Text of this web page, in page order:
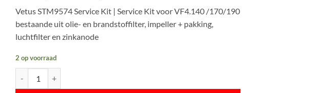
was:
€ 192,70.
is:
€ 172,50.
Vetus STM9574 Service Kit | Service Kit voor VF4.140 /170/190
bestaande uit olie- en brandstoffilter, impeller + pakking,
luchtfilter en zinkanode
2 op voorraad